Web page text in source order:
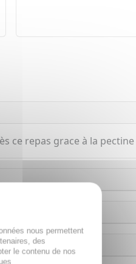
ce repas grace à la
nous permettent
des
le contenu de nos